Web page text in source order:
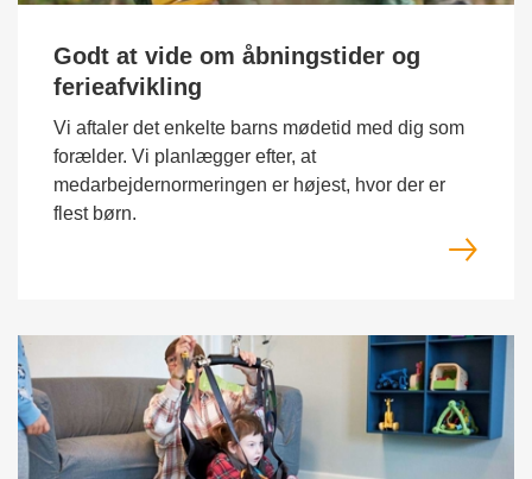
Godt at vide om åbningstider og
ferieafvikling
Vi aftaler det enkelte barns mødetid med dig som
forælder. Vi planlægger efter, at
medarbejdernormeringen er højest, hvor der er
flest børn.